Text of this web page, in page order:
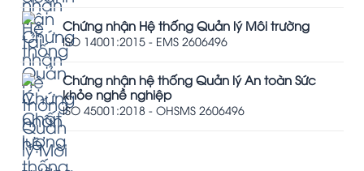
Chứng nhận Hệ thống Quản lý Môi trường
ISO 14001:2015 - EMS 2606496
Chứng nhận hệ thống Quản lý An toàn Sức
khỏe nghề nghiệp
ISO 45001:2018 - OHSMS 2606496